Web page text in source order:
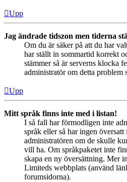
Upp
Jag ändrade tidszon men tiderna
Om du är säker på att du har
har ställt in sommartid korrekt
stämmer så är serverns klocka
administratör om detta problem
Upp
Mitt språk finns inte med i listan!
I så fall har förmodligen inte
språk eller så har ingen
administratören om de skulle
vill ha. Om språkpaketet inte
skapa en ny översättning. Mer
Limiteds webbplats (använd
forumsidorna).